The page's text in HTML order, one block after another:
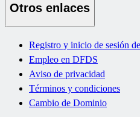
Otros enlaces
Registro y inicio de sesión
Empleo en DFDS
Aviso de privacidad
Términos y condiciones
Cambio de Dominio